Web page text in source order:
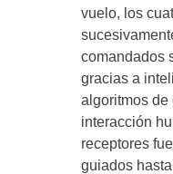
vuelo, los
comandados
gracias a
algoritmos de
interacción
receptores
guiados